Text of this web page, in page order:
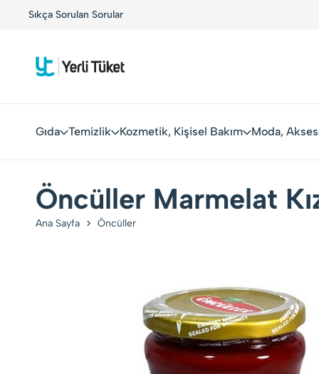
Sıkça Sorulan SorularYerli Tüketiciler, Yerli Markalarla Buluşuyor!
Gıda Temizlik Kozmetik, Kişisel Bakım Moda,
Öncüller Marmelat
Ana Sayfa Öncüller